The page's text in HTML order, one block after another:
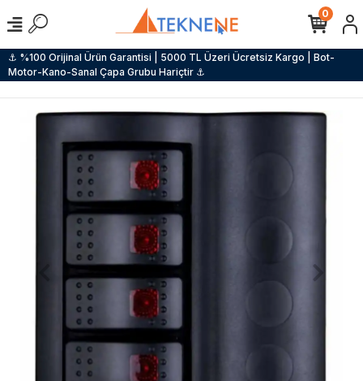
⚓ %100 Orijinal Ürün Garantisi | 5000 TL Üzeri Ücretsiz Kargo | Bot-
Motor-Kano-Sanal Çapa Grubu Hariçtir ⚓
0